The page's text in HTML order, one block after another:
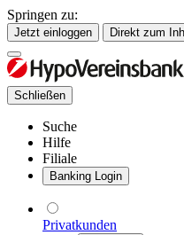
Springen zu:
Jetzt einloggen Direkt zum
Schließen
Suche
Hilfe
Filiale
Banking Login
Privatkunden